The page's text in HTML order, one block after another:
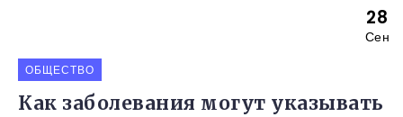
28
Сен
ОБЩЕСТВО
Как заболевания могут указывать